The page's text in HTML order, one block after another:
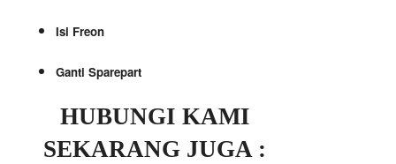
Isi Freon
Ganti Sparepart
HUBUNGI KAMI
SEKARANG JUGA :